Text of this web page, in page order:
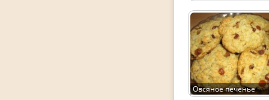
Овсяное печенье